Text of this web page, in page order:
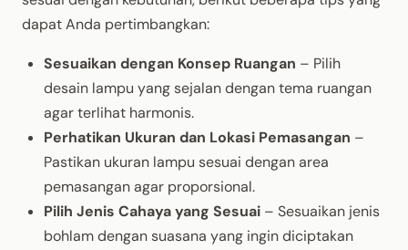
dapat Anda pertimbangkan:
Sesuaikan dengan Konsep Ruangan – Pilih
desain lampu yang sejalan dengan tema ruangan
agar terlihat harmonis.
Perhatikan Ukuran dan Lokasi Pemasangan –
Pastikan ukuran lampu sesuai dengan area
pemasangan agar proporsional.
Pilih Jenis Cahaya yang Sesuai – Sesuaikan jenis
bohlam dengan suasana yang ingin diciptakan